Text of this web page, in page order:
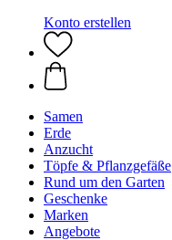
Konto erstellen
Samen
Erde
Anzucht
Töpfe & Pflanzgefäße
Rund um den Garten
Geschenke
Marken
Angebote